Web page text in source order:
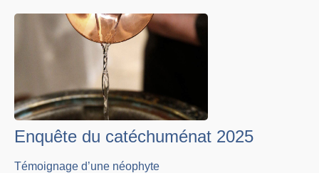
Enquête du catéchuménat 2025
Témoignage d’une néophyte